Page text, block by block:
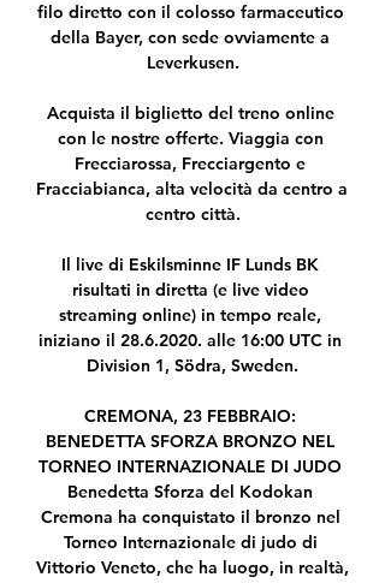
filo diretto con il colosso farmaceutico
della Bayer, con sede ovviamente a
Leverkusen.
Acquista il biglietto del treno online
con le nostre offerte. Viaggia con
Frecciarossa, Frecciargento e
Fracciabianca, alta velocità da centro a
centro città.
Il live di Eskilsminne IF Lunds BK
risultati in diretta (e live video
streaming online) in tempo reale,
iniziano il 28.6.2020. alle 16:00 UTC in
Division 1, Södra, Sweden.
CREMONA, 23 FEBBRAIO:
BENEDETTA SFORZA BRONZO NEL
TORNEO INTERNAZIONALE DI JUDO
Benedetta Sforza del Kodokan
Cremona ha conquistato il bronzo nel
Torneo Internazionale di judo di
Vittorio Veneto, che ha luogo, in realtà,